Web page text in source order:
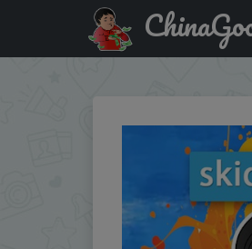
Купити по знижці AEFS6